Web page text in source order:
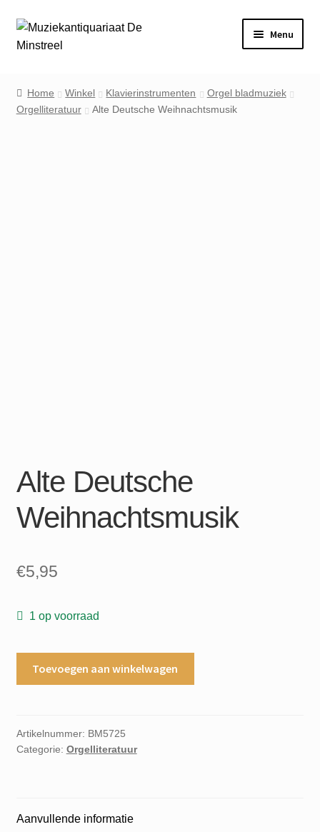
Ga
door
Ga
naar
Menu
Contact
Home Winkel Klavierinstrumenten
Orgel bladmuziek
Orgelliteratuur
Alte Deutsche Weihnachtsmusik
Alte Deutsche
Weihnachtsmusik
€5,95
1 op voorraad
Toevoegen aan winkelwagen
Artikelnummer: BM5725
Categorie: Orgelliteratuur
Aanvullende informatie